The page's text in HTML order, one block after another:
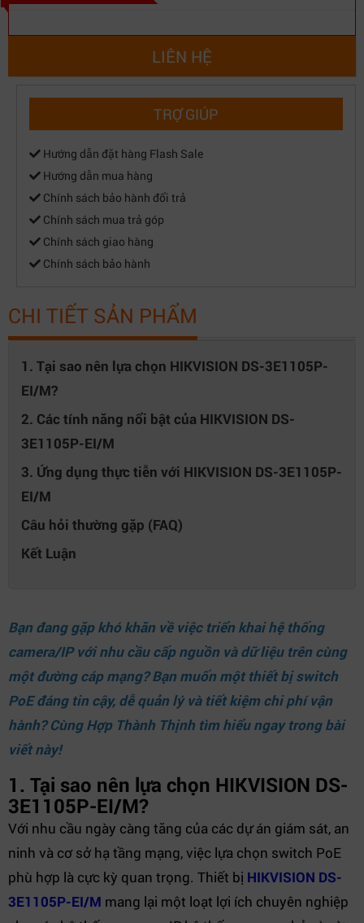
LIÊN HỆ
TRỢ GIÚP
Hướng dẫn đặt hàng Flash Sale
Hướng dẫn mua hàng
Chính sách bảo hành đổi trả
Chính sách mua trả góp
Chính sách giao hàng
Chính sách bảo hành
CHI TIẾT SẢN PHẨM
1. Tại sao nên lựa chọn HIKVISION DS-3E1105P-
EI/M?
2. Các tính năng nổi bật của HIKVISION DS-
3E1105P-EI/M
3. Ứng dụng thực tiễn với HIKVISION DS-3E1105P-
EI/M
Câu hỏi thường gặp (FAQ)
Kết Luận
Bạn đang gặp khó khăn về việc triển khai hệ thống
camera/IP với nhu cầu cấp nguồn và dữ liệu trên cùng
một đường cáp mạng? Bạn muốn một thiết bị switch
PoE đáng tin cậy, dễ quản lý và tiết kiệm chi phí vận
hành? CùngHợp Thành Thịnh tìm hiểu ngay trong bài
viết này!
1. Tại sao nên lựa chọn HIKVISION DS-
3E1105P-EI/M?
Với nhu cầu ngày càng tăng của các dự án giám sát, an
ninh và cơ sở hạ tầng mạng, việc lựa chọn switch PoE
phù hợp là cực kỳ quan trọng. Thiết bị HIKVISION DS-
3E1105P-EI/M mang lại một loạt lợi ích chuyên nghiệp